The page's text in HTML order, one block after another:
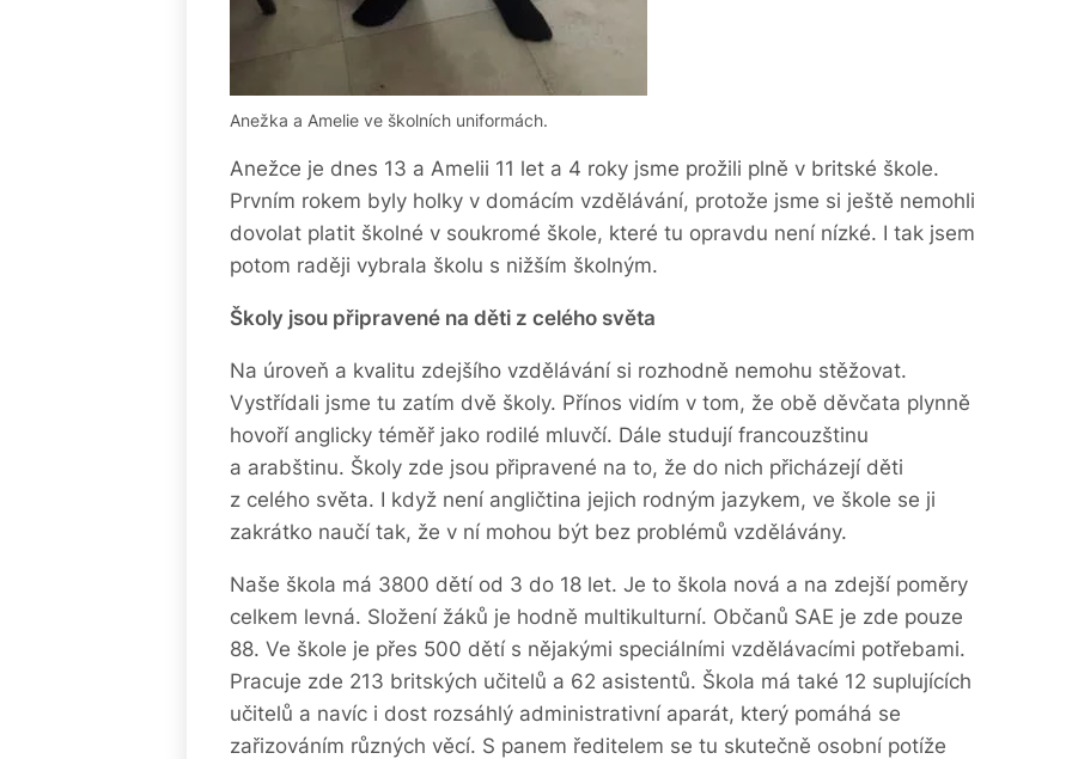
Anežka a Amelie ve školních uniformách.
Anežce je dnes 13 a Amelii 11 let a 4 roky jsme prožili plně v britské škole.
Prvním rokem byly holky v domácím vzdělávání, protože jsme si ještě nemohli
dovolat platit školné v soukromé škole, které tu opravdu není nízké. I tak jsem
potom raději vybrala školu s nižším školným.
Školy jsou připravené na děti z celého světa
Na úroveň a kvalitu zdejšího vzdělávání si rozhodně nemohu stěžovat.
Vystřídali jsme tu zatím dvě školy. Přínos vidím v tom, že obě děvčata plynně
hovoří anglicky téměř jako rodilé mluvčí. Dále studují francouzštinu
a arabštinu. Školy zde jsou připravené na to, že do nich přicházejí děti
z celého světa. I když není angličtina jejich rodným jazykem, ve škole se ji
zakrátko naučí tak, že v ní mohou být bez problémů vzdělávány.
Naše škola má 3800 dětí od 3 do 18 let. Je to škola nová a na zdejší poměry
celkem levná. Složení žáků je hodně multikulturní. Občanů SAE je zde pouze
88. Ve škole je přes 500 dětí s nějakými speciálními vzdělávacími potřebami.
Pracuje zde 213 britských učitelů a 62 asistentů. Škola má také 12 suplujících
učitelů a navíc i dost rozsáhlý administrativní aparát, který pomáhá se
zařizováním různých věcí. S panem ředitelem se tu skutečně osobní potíže